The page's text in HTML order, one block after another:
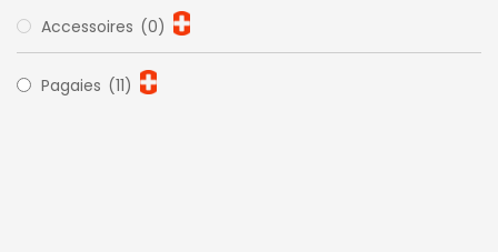
Accessoires (0)
Pagaies (11)